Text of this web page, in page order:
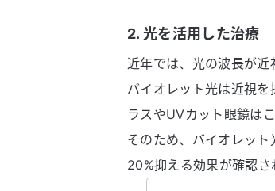
2. 光を活用した治療
近年では、光の波長が近
バイオレット光は近視
ラスやUVカット眼鏡は
そのため、バイオレッ
20%抑える効果が確認さ